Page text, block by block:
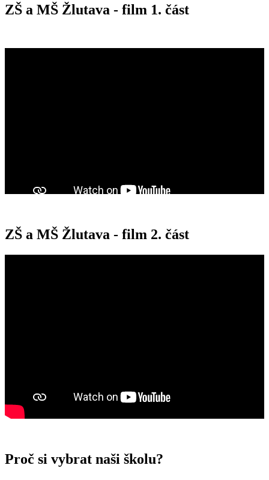
ZŠ a MŠ Žlutava - film 1. část
ZŠ a MŠ Žlutava - film 2. část
Proč si vybrat naši školu?